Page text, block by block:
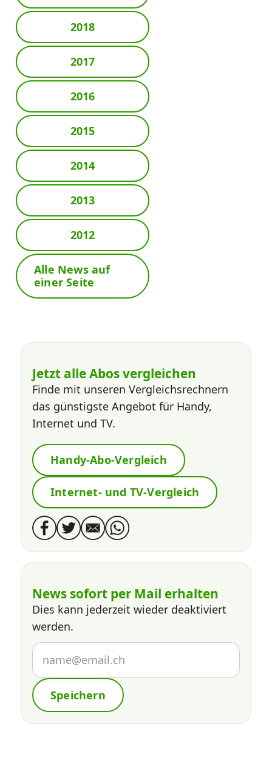
2018
2017
2016
2015
2014
2013
2012
Alle News auf
einer Seite
Jetzt alle Abos vergleichen
Finde mit unseren Vergleichsrechnern
das günstigste Angebot für Handy,
Internet und TV.
Handy-Abo-Vergleich
Internet- und TV-Vergleich
News sofort per Mail erhalten
Dies kann jederzeit wieder deaktiviert
werden.
Speichern